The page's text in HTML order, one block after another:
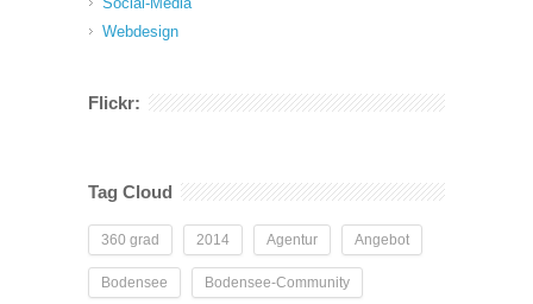
Webdesign
Flickr:
Tag Cloud
360 grad 2014 Agentur Angebot
Bodensee Bodensee-Community